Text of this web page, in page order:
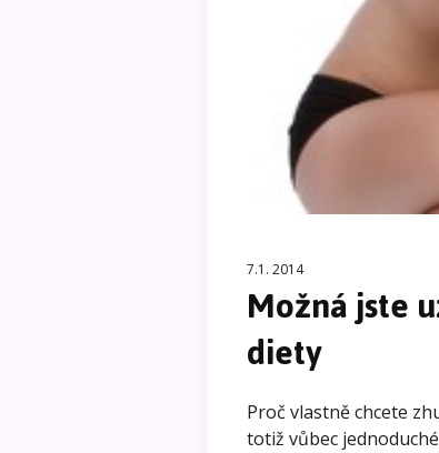
7.1. 2014
Možná jste
diety
Proč vlastně chcete
totiž vůbec